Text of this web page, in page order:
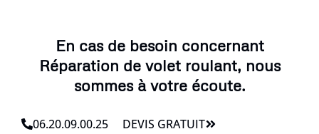
En cas de besoin concernant
Réparation de volet roulant, nous
sommes à votre écoute.
06.20.09.00.25 DEVIS GRATUIT